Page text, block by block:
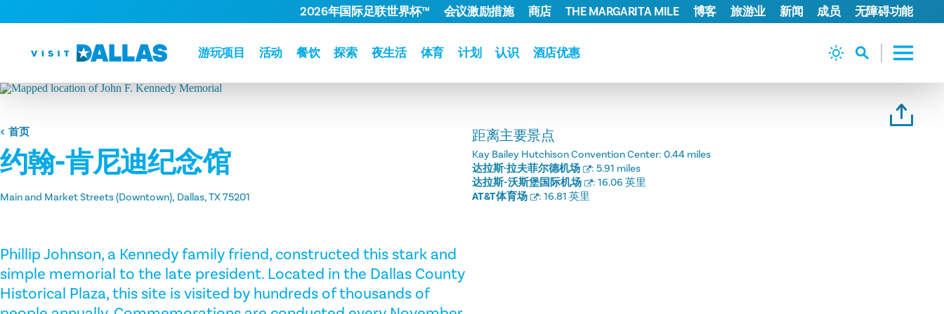
跳转到内容
游玩项目 活动 餐饮 探索 夜生活 体育 计划 认识 酒店优惠
2026年国际足联世界杯™ 会议激励措施 商店 THE MARGARITA MILE 博客 旅游业 新闻 成员 无障碍功能
首页
约翰-肯尼迪纪念馆
Main and Market Streets (Downtown) Dallas, TX 75201
Phillip Johnson, a Kennedy family friend, constructed this stark and
simple memorial to the late president. Located in the Dallas County
Historical Plaza, this site is visited by hundreds of thousands of
距离主要景点
Kay Bailey Hutchison Convention Center: 0.44 miles
达拉斯·拉夫菲尔德机场
: 5.91 miles
达拉斯-沃斯堡国际机场
: 16.06 英里
AT&T体育场
: 16.81 英里